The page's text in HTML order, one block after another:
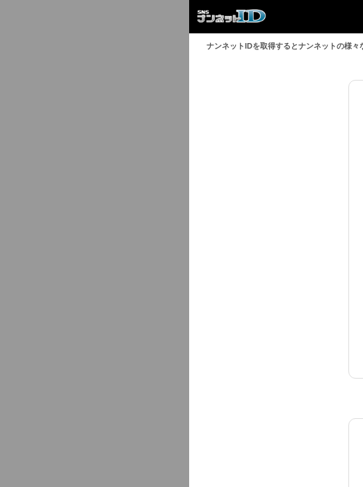
ナンネットIDを取得するとナンネットの様